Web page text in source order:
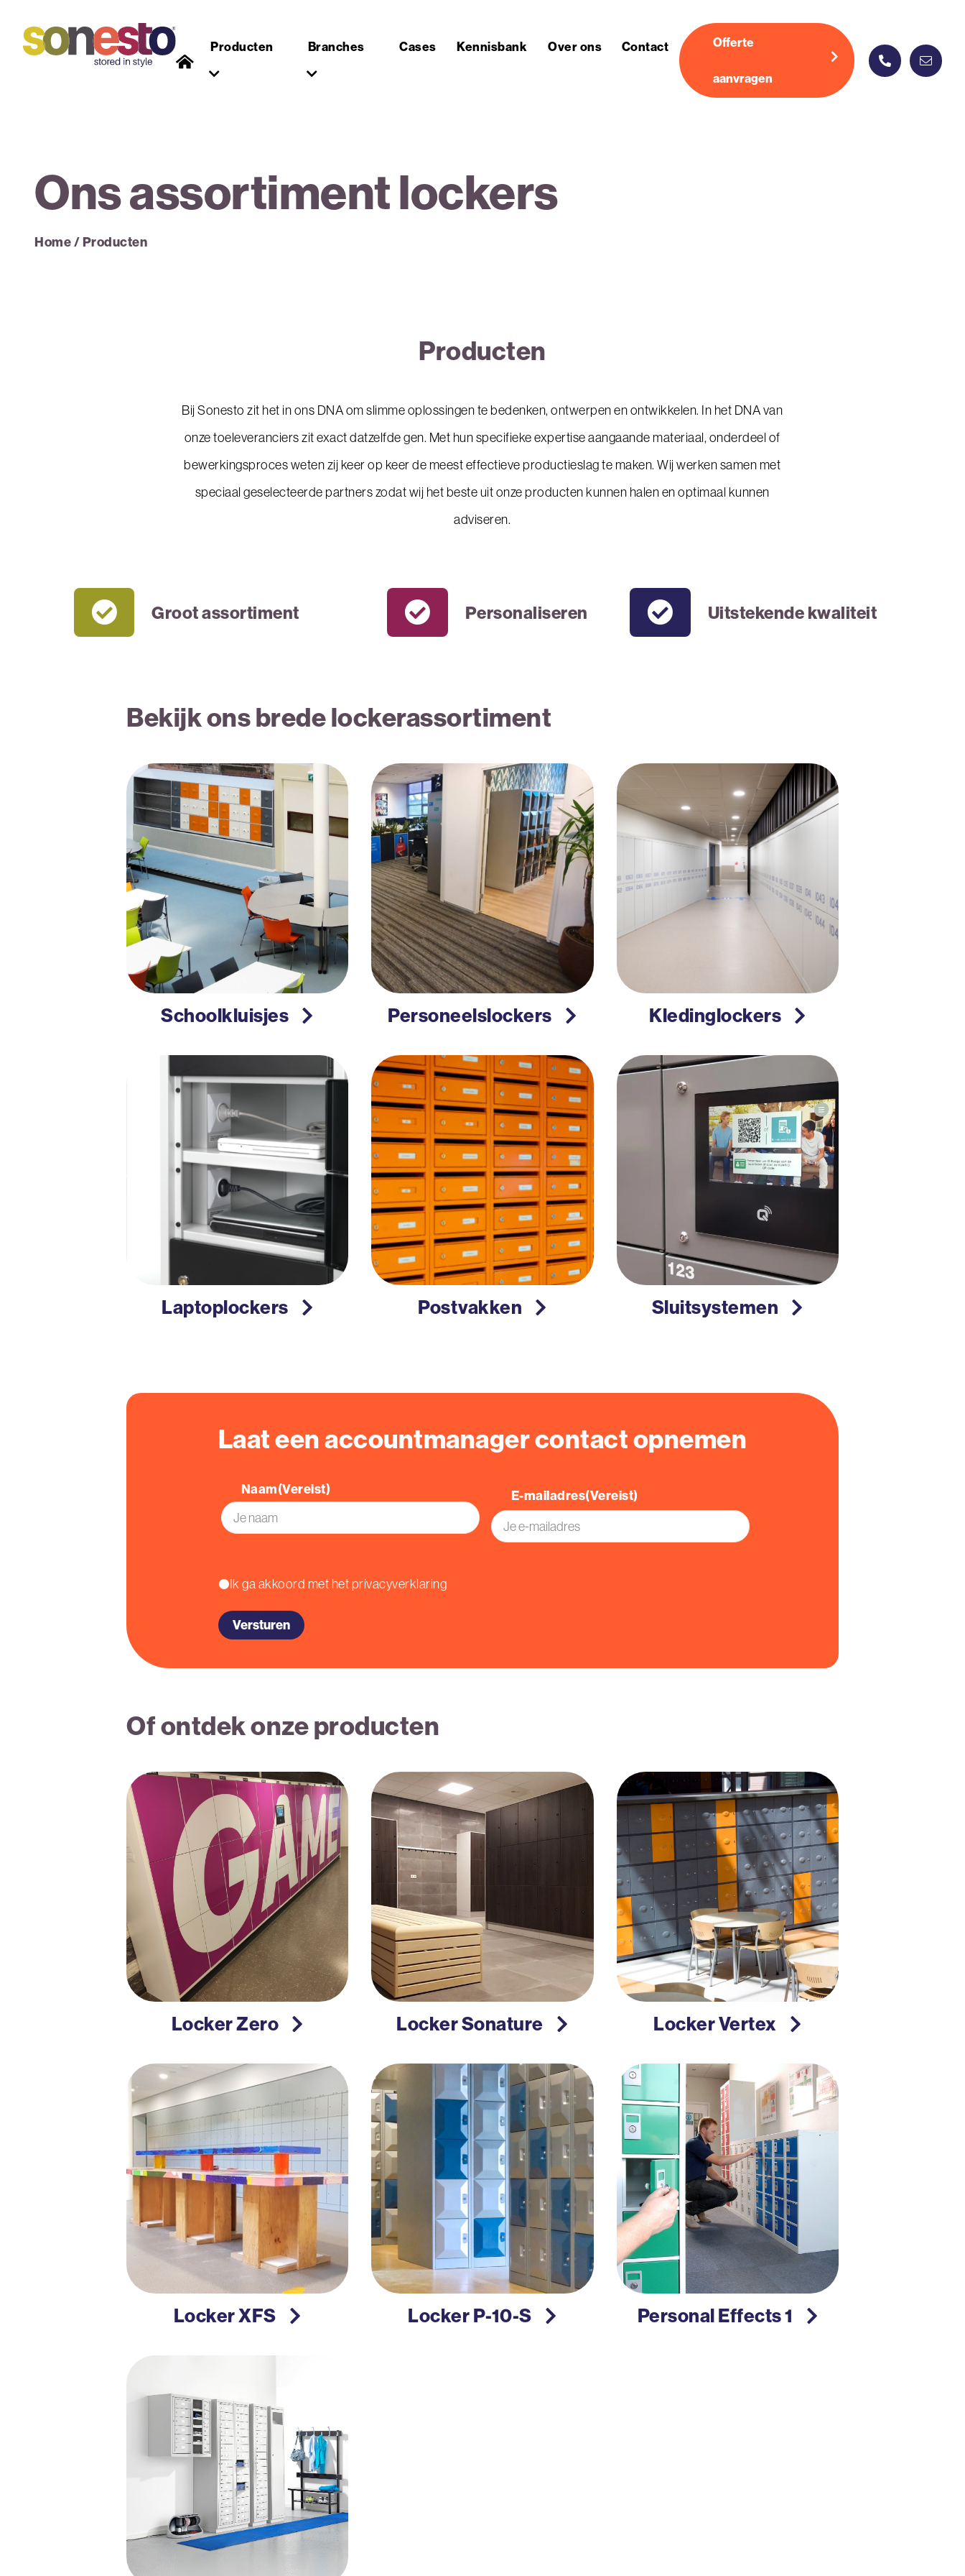
Producten Branches Cases Kennisbank Over ons Contact Offerte
aanvragen
Ons assortiment lockers
Home/ Producten
Producten
Bij Sonesto zit het in ons DNA om slimme oplossingen te bedenken, ontwerpen en ontwikkelen. In het DNA van
onze toeleveranciers zit exact datzelfde gen. Met hun specifieke expertise aangaande materiaal, onderdeel of
bewerkingsproces weten zij keer op keer de meest effectieve productieslag te maken. Wij werken samen met
speciaal geselecteerde partners zodat wij het beste uit onze producten kunnen halen en optimaal kunnen
adviseren.
Groot assortiment Personaliseren Uitstekende kwaliteit
Bekijk ons brede lockerassortiment
Schoolkluisjes Personeelslockers Kledinglockers
Laptoplockers Postvakken Sluitsystemen
Laat een accountmanager contact opnemen
Naam(Vereist) E-mailadres(Vereist)
Instemming
Ik ga akkoord met het privacyverklaring
Of ontdek onze producten
Locker Zero Locker Sonature Locker Vertex
Locker XFS Locker P-10-S Personal Effects 1